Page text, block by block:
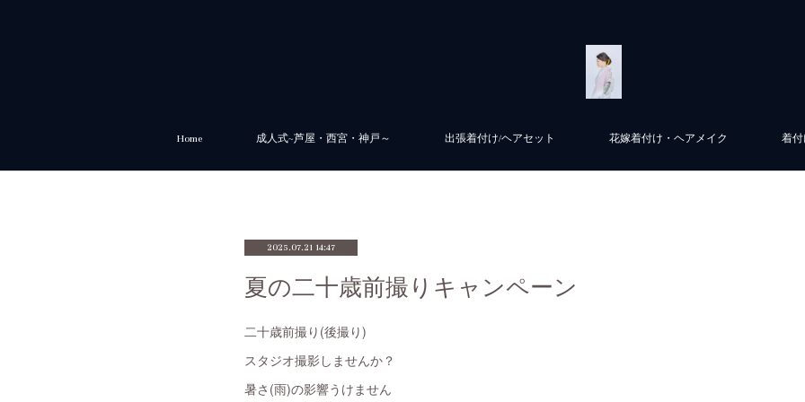
Home 成人式~芦屋・西宮・神戸～ 出張着付け/ヘアセット 花嫁着付け・ヘアメイク 着
2025.07.21 14:47
夏の二十歳前撮りキャンペーン
二十歳前撮り(後撮り)
スタジオ撮影しませんか？
暑さ(雨)の影響うけません